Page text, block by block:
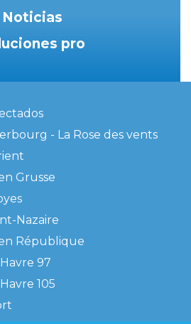
Noticias
pro
- La Rose des vents
Grusse
Nazaire
République
97
105